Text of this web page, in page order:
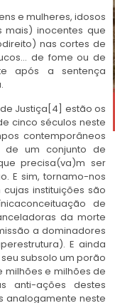
e mulheres, idosos
mais) inocentes que
nas cortes de
de fome ou de
após a sentença
Justiça[4] estão os
cinco séculos neste
contemporâneos
um conjunto de
precisa(va)m ser
E sim, tornamo-nos
instituições são
de
da morte
a dominadores
E ainda
subsolo um porão
e milhões de
anti-ações destes
analogamente neste